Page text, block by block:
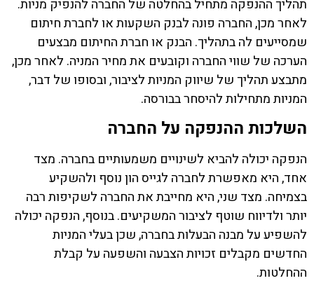
תהליך ההנפקה מתחיל בהחלטה של החברה להנפיק מניות.
לאחר מכן, החברה פונה לבנק השקעות או לחברת חיתום
שמסייעים לה בתהליך. הבנק או חברת החיתום מבצעים
הערכה של שווי החברה וקובעים את מחיר המניה. לאחר מכן,
מתבצע תהליך של שיווק המניות לציבור, ובסופו של דבר,
המניות מתחילות להיסחר בבורסה.
השלכות ההנפקה על החברה
הנפקה יכולה להביא לשינויים משמעותיים בחברה. מצד
אחד, היא מאפשרת לחברה לגייס הון נוסף ולהשקיע
בצמיחה. מצד שני, היא מחייבת את החברה לשקיפות רבה
יותר ולדיווח שוטף לציבור המשקיעים. בנוסף, הנפקה יכולה
להשפיע על מבנה הבעלות בחברה, שכן בעלי המניות
החדשים מקבלים זכויות הצבעה והשפעה על קבלת
ההחלטות.